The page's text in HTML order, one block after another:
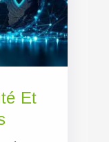
Et